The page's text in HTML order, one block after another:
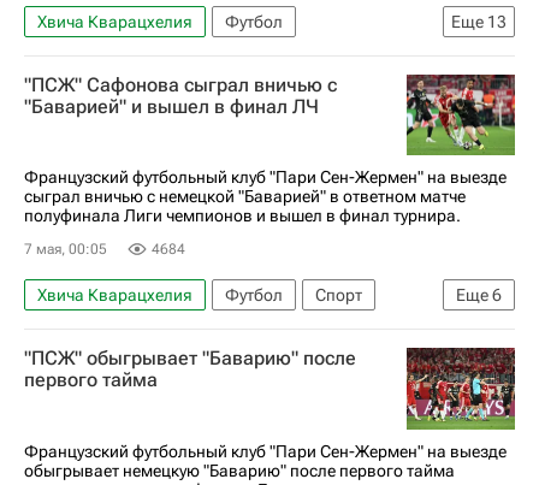
Еще 13
Хвича Кварацхелия
Футбол
Мануэль Нойер
Бавария
Лига чемпионов УЕФА 2026-2027
Спорт
Спорт — видео
Авторы РИА Новости Спорт
Материалы РИА Спорт
Венсан Компани
Луис Энрике
"ПСЖ" Сафонова сыграл вничью с
"Баварией" и вышел в финал ЛЧ
Французский футбольный клуб "Пари Сен-Жермен" на выезде
сыграл вничью с немецкой "Баварией" в ответном матче
полуфинала Лиги чемпионов и вышел в финал турнира.
7 мая, 00:05 4684
Еще6
Хвича Кварацхелия Футбол
Спорт
Усман Дембеле
Гарри Кейн
Арсенал (Лондон)
Пари Сен-Жермен (ПСЖ)
"ПСЖ" обыгрывает "Баварию" после
первого тайма
Французский футбольный клуб "Пари Сен-Жермен" на выезде
обыгрывает немецкую "Баварию" после первого тайма